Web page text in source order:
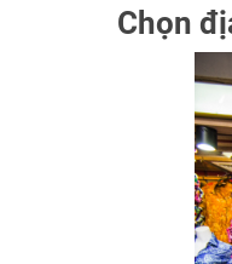
Chọn